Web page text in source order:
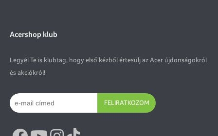
Acershop klub
Legyél Te is klubtag, hogy első kézből értesülj az Acer újdonságokról
és akciókról!
FELIRATKOZOM